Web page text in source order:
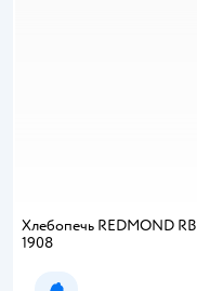
Хлебопечь REDMOND
1908